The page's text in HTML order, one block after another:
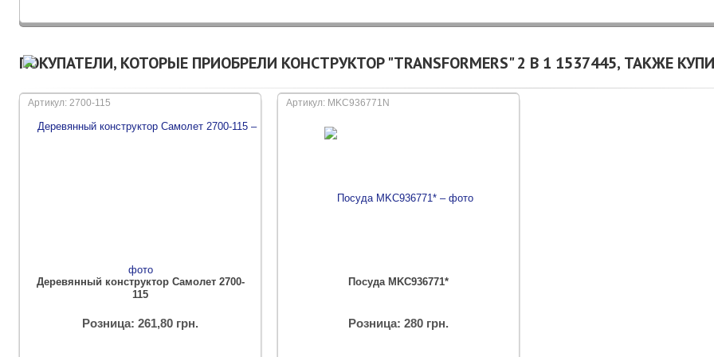
ПОКУПАТЕЛИ, КОТОРЫЕ ПРИОБРЕЛИ КОНСТРУКТОР "TRANSFORMERS" 2 В 1 1537445, ТАКЖЕ
Артикул: 2700-115
Деревянный конструктор Самолет 2700-
115
Розница: 261,80 грн.
Артикул: MKC936771N
Посуда MKC936771*
Розница: 280 грн.